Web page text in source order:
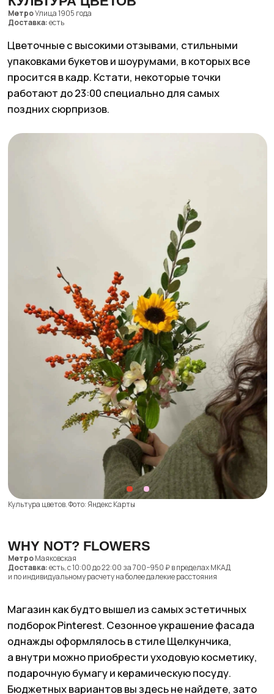
Культура цветов. Фото: Яндекс Карты
Магазин как будто вышел из самых эстетичных
подборок Pinterest. Сезонное украшение фасада
однажды оформлялось в стиле Щелкунчика,
а внутри можно приобрести уходовую косметику,
подарочную бумагу и керамическую посуду.
Бюджетных вариантов вы здесь не найдете, зато
невероятно красивые — обязательно.
WHY NOT? FLOWERS
Маяковская
есть, с 10:00 до 22:00 за 700−950 ₽ в пределах МКАД
и по индивидуальному расчету на более далекие расстояния